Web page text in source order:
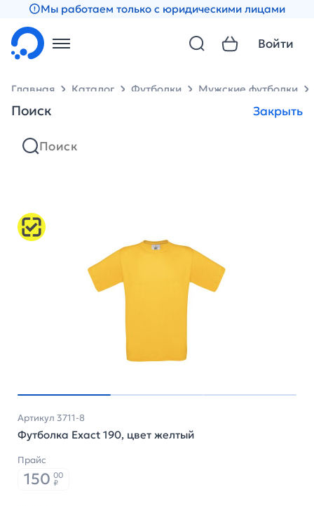
Мы работаем только с юридическими лицами
Поиск Закрыть
Войти
Главная Каталог Футболки Мужские футболки
Футболка Exact 190
Артикул 3711-8
Футболка Exact 190, цвет желтый
Прайс
150 00
₽